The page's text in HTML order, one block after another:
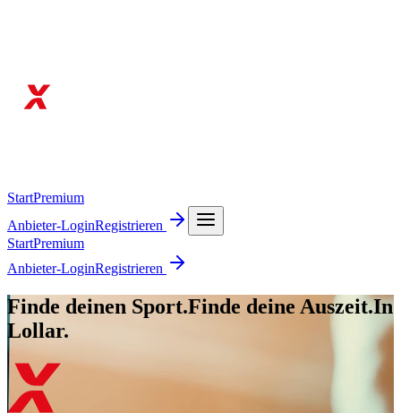
StartPremium
Anbieter-LoginRegistrieren
StartPremium
Anbieter-LoginRegistrieren
Finde deinen Sport.Finde deine Auszeit.In
Lollar.